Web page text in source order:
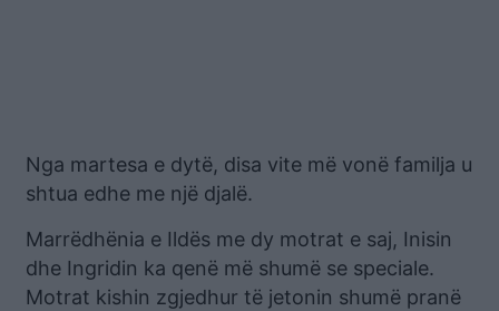
Nga martesa e dytë, disa vite më vonë familja u
shtua edhe me një djalë.
Marrëdhënia e Ildës me dy motrat e saj, Inisin
dhe Ingridin ka qenë më shumë se speciale.
Motrat kishin zgjedhur të jetonin shumë pranë